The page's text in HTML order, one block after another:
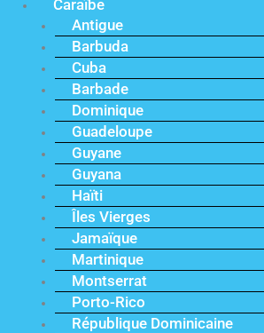
Caraïbe
Antigue
Barbuda
Cuba
Barbade
Dominique
Guadeloupe
Guyane
Guyana
Haïti
Îles Vierges
Jamaïque
Martinique
Montserrat
Porto-Rico
République Dominicaine